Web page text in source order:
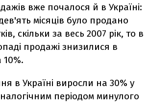
вже почалося й в Україні:
місяців було продано
скільки за весь 2007 рік, то в
продажі знизилися в
10%.
в Україні виросли на 30% у
періодом минулого